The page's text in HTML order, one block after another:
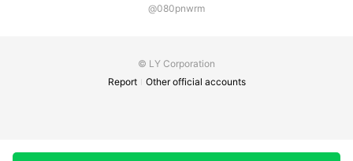
@080pnwrm
© LY Corporation
Report
Other official accounts